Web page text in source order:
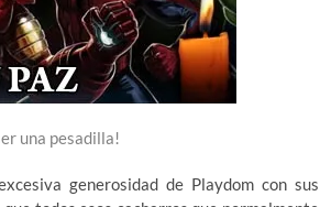
una pesadilla!
generosidad de Playdom con sus